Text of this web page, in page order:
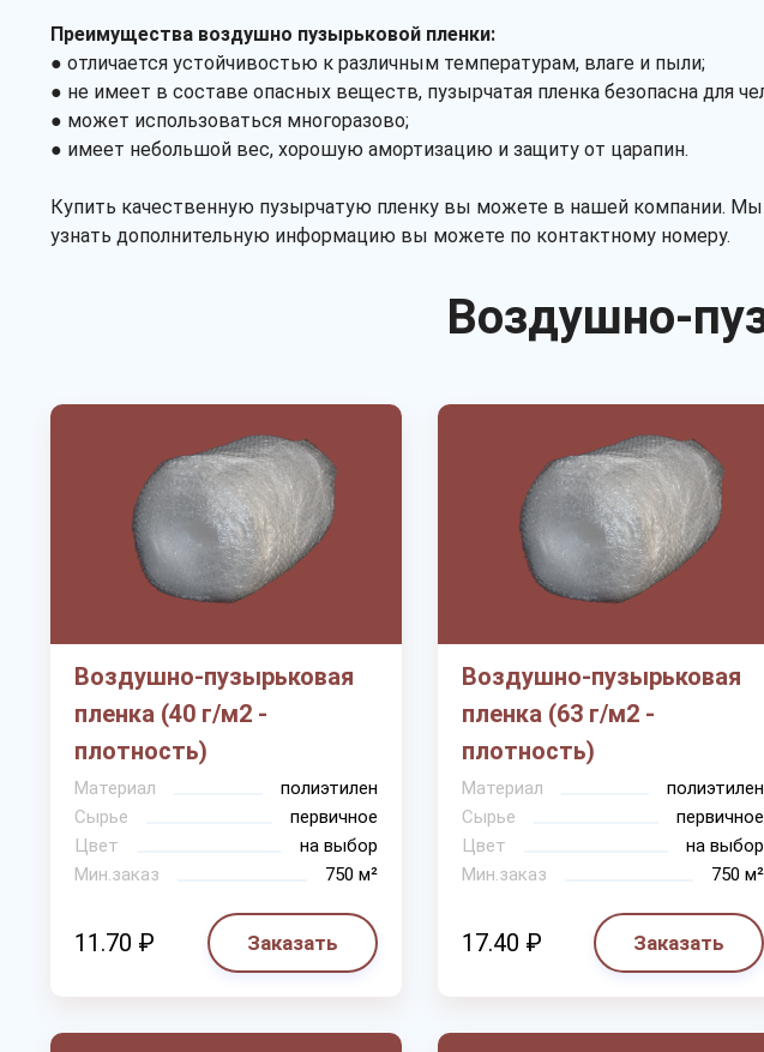
Преимущества воздушно пузырьковой пленки:
● отличается устойчивостью к различным температурам, влаге и пыли;
● не имеет в составе опасных веществ, пузырчатая пленка безопасна для
● может использоваться многоразово;
● имеет небольшой вес, хорошую амортизацию и защиту от царапин.
Купить качественную пузырчатую пленку вы можете в нашей компании.
узнать дополнительную информацию вы можете по контактному номеру.
Воздушно-
Воздушно-пузырьковая
пленка (40 г/м2 -
плотность)
Материал
полиэтилен
Сырье
первичное
Цвет
на выбор
Мин.заказ
750 м²
11.70 ₽ Заказать
Воздушно-пузырьковая
пленка (63 г/м2 -
плотность)
Материал
полиэтилен
Сырье
первичное
Цвет
на выбор
Мин.заказ
750 м²
17.40 ₽ Заказать